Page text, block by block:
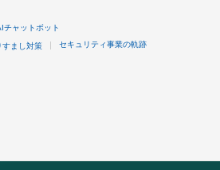
チャットボット
すまし対策 セキュリティ事業の軌跡